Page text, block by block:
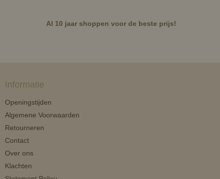
Al 10 jaar shoppen voor de beste prijs!
Informatie
Openingstijden
Algemene Voorwaarden
Retourneren
Contact
Over ons
Klachten